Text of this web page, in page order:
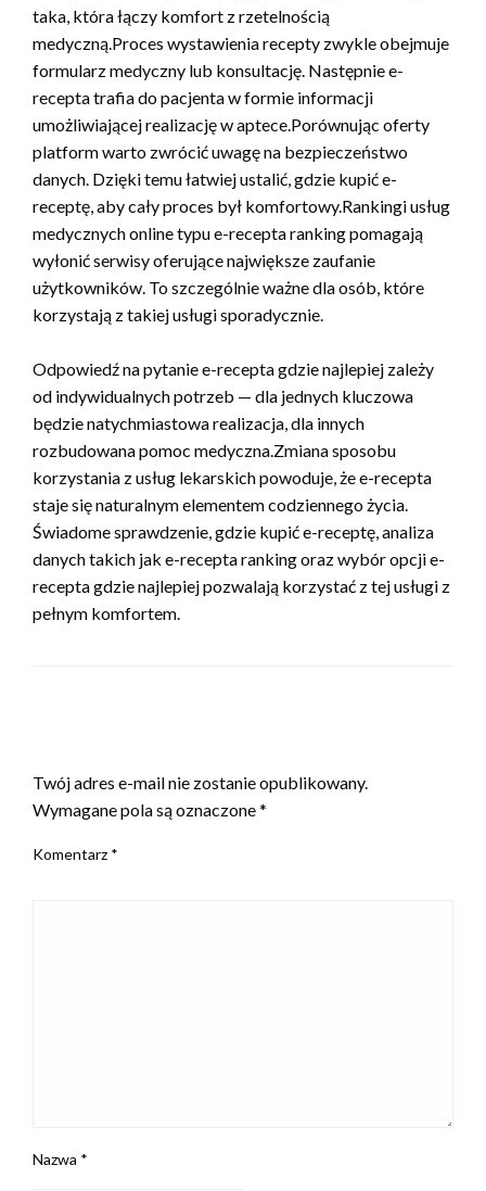
taka, która łączy komfort z rzetelnością
medyczną.Proces wystawienia recepty zwykle obejmuje
formularz medyczny lub konsultację. Następnie e-
recepta trafia do pacjenta w formie informacji
umożliwiającej realizację w aptece.Porównując oferty
platform warto zwrócić uwagę na bezpieczeństwo
danych. Dzięki temu łatwiej ustalić, gdzie kupić e-
receptę, aby cały proces był komfortowy.Rankingi usług
medycznych online typu e-recepta ranking pomagają
wyłonić serwisy oferujące największe zaufanie
użytkowników. To szczególnie ważne dla osób, które
korzystają z takiej usługi sporadycznie.
Odpowiedź na pytanie e-recepta gdzie najlepiej zależy
od indywidualnych potrzeb — dla jednych kluczowa
będzie natychmiastowa realizacja, dla innych
rozbudowana pomoc medyczna.Zmiana sposobu
korzystania z usług lekarskich powoduje, że e-recepta
staje się naturalnym elementem codziennego życia.
Świadome sprawdzenie, gdzie kupić e-receptę, analiza
danych takich jak e-recepta ranking oraz wybór opcji e-
recepta gdzie najlepiej pozwalają korzystać z tej usługi z
pełnym komfortem.
Twój adres e-mail nie zostanie opublikowany.
Wymagane pola są oznaczone*
Komentarz *
Nazwa *